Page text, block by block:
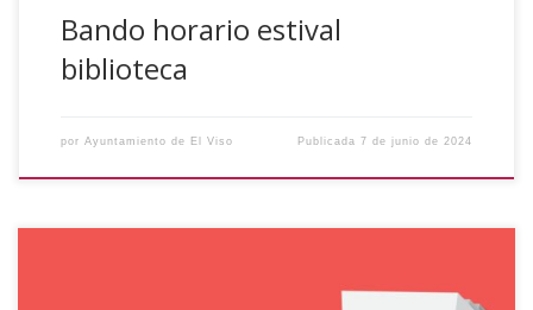
Bando horario estival
biblioteca
por Ayuntamiento de El Viso Publicada7 de junio de 2024